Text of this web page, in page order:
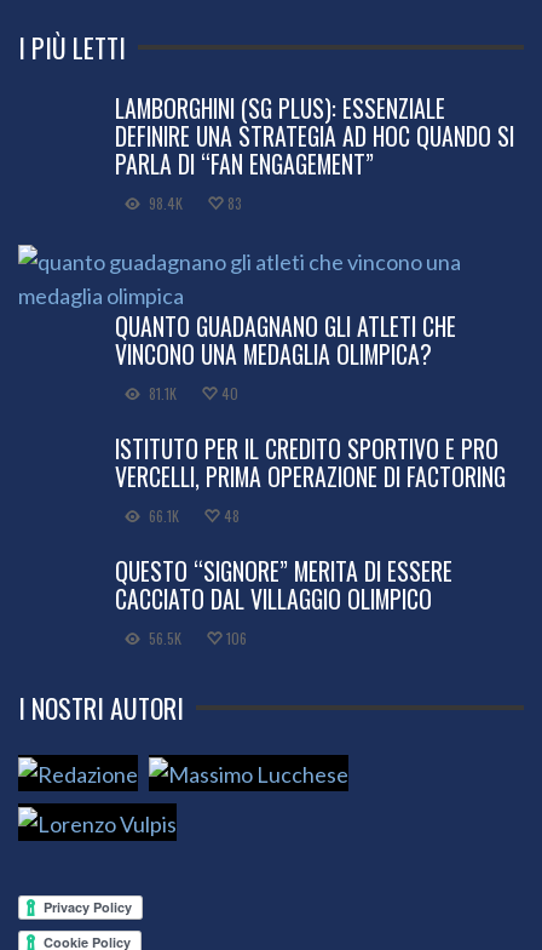
I PIÙ LETTI
LAMBORGHINI (SG PLUS): ESSENZIALE
DEFINIRE UNA STRATEGIA AD HOC QUANDO SI
PARLA DI “FAN ENGAGEMENT”
98.4K 83
QUANTO GUADAGNANO GLI ATLETI CHE
VINCONO UNA MEDAGLIA OLIMPICA?
81.1K 40
ISTITUTO PER IL CREDITO SPORTIVO E PRO
VERCELLI, PRIMA OPERAZIONE DI FACTORING
66.1K 48
QUESTO “SIGNORE” MERITA DI ESSERE
CACCIATO DAL VILLAGGIO OLIMPICO
56.5K 106
I NOSTRI AUTORI